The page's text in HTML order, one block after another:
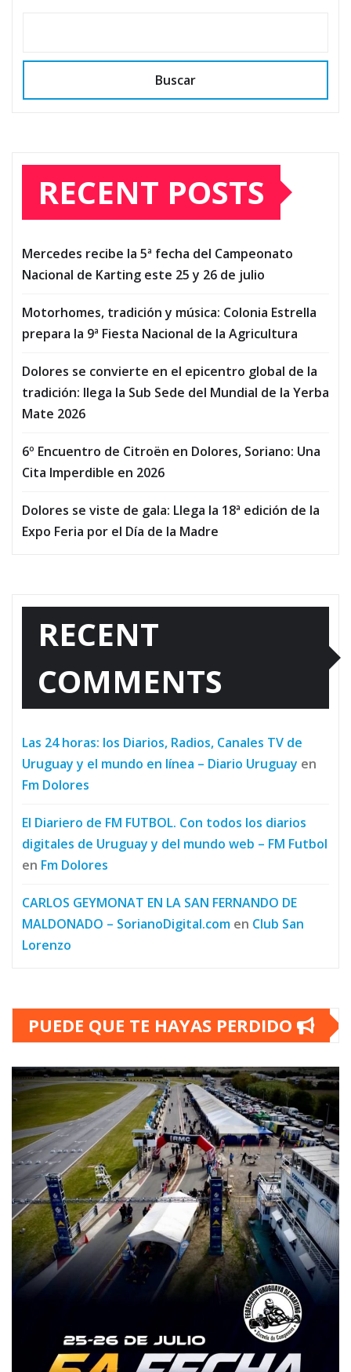
Buscar
RECENT POSTS
Mercedes recibe la 5ª fecha del Campeonato
Nacional de Karting este 25 y 26 de julio
Motorhomes, tradición y música: Colonia Estrella
prepara la 9ª Fiesta Nacional de la Agricultura
Dolores se convierte en el epicentro global de la
tradición: llega la Sub Sede del Mundial de la Yerba
Mate 2026
6º Encuentro de Citroën en Dolores, Soriano: Una
Cita Imperdible en 2026
Dolores se viste de gala: Llega la 18ª edición de la
Expo Feria por el Día de la Madre
RECENT
COMMENTS
Las 24 horas: los Diarios, Radios, Canales TV de
Uruguay y el mundo en línea – Diario Uruguay en
Fm Dolores
El Diariero de FM FUTBOL. Con todos los diarios
digitales de Uruguay y del mundo web – FM Futbol
en Fm Dolores
CARLOS GEYMONAT EN LA SAN FERNANDO DE
MALDONADO – SorianoDigital.com en Club San
Lorenzo
PUEDE QUE TE HAYAS PERDIDO